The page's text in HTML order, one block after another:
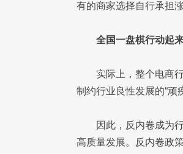
有的商家选择自行承担
全国一盘棋行动起
实际上，整个电商
制约行业良性发展的“顽
因此，反内卷成为
高质量发展。反内卷政